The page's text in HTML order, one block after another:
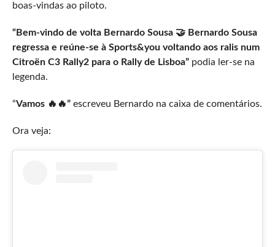
boas-vindas ao piloto.
“Bem-vindo de volta Bernardo Sousa 🤝 Bernardo Sousa
regressa e reúne-se à Sports&you voltando aos ralis num
Citroën C3 Rally2 para o Rally de Lisboa”podia ler-se na
legenda.
“Vamos 🔥🔥” escreveu Bernardo na caixa de comentários.
Ora veja: